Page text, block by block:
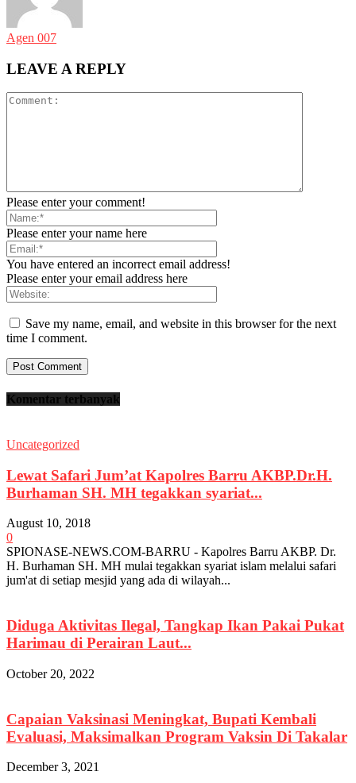
Agen 007
LEAVE A REPLY
Please enter your comment!
Please enter your name here
You have entered an incorrect email address!
Please enter your email address here
Save my name, email, and website in this browser for the next
time I comment.
Komentar terbanyak
Uncategorized
Lewat Safari Jum’at Kapolres Barru AKBP.Dr.H.
Burhaman SH. MH tegakkan syariat...
August 10, 2018
0
SPIONASE-NEWS.COM-BARRU - Kapolres Barru AKBP. Dr.
H. Burhaman SH. MH mulai tegakkan syariat islam melalui safari
jum'at di setiap mesjid yang ada di wilayah...
Diduga Aktivitas Ilegal, Tangkap Ikan Pakai Pukat
Harimau di Perairan Laut...
October 20, 2022
Capaian Vaksinasi Meningkat, Bupati Kembali
Evaluasi, Maksimalkan Program Vaksin Di Takalar
December 3, 2021